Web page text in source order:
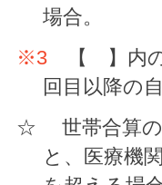
場合。
※3 【 】内の
回目以降の
☆ 世帯合算の
と、医療機